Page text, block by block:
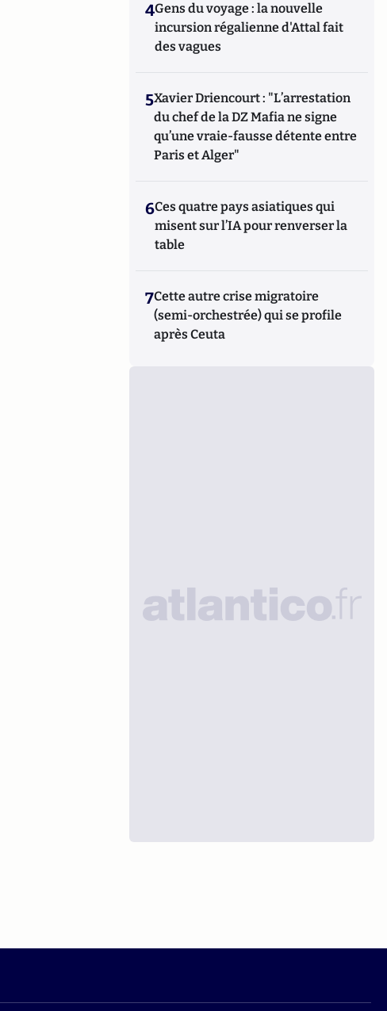
4Gens du voyage : la nouvelle
incursion régalienne d'Attal fait
des vagues
5Xavier Driencourt : "L’arrestation
du chef de la DZ Mafia ne signe
qu’une vraie-fausse détente entre
Paris et Alger"
6Ces quatre pays asiatiques qui
misent sur l’IA pour renverser la
table
7Cette autre crise migratoire
(semi-orchestrée) qui se profile
après Ceuta